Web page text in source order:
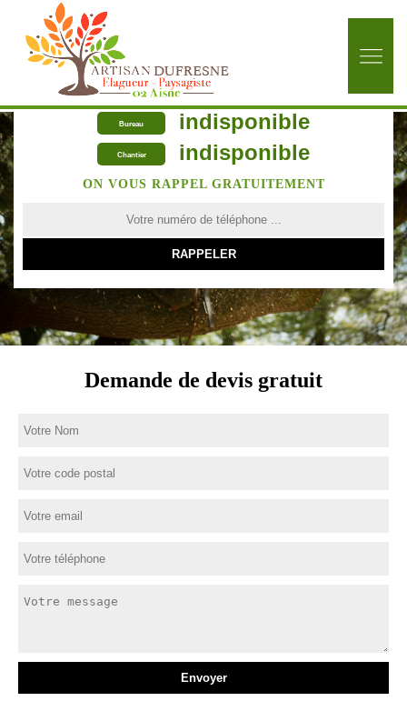
Bureau indisponible
Chantier indisponible
ON VOUS RAPPEL GRATUITEMENT
Demande de devis gratuit